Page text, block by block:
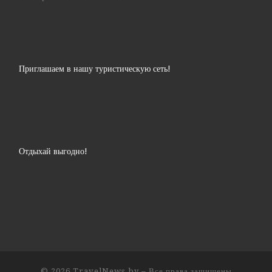
Приглашаем в нашу туристическую сеть!
Отдыхай выгодно!